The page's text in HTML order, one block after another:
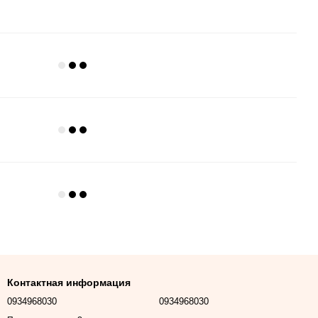
Контактная информация
0934968030 0934968030